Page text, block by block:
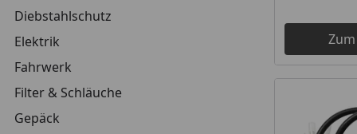
Diebstahlschutz
Elektrik
Fahrwerk
Filter & Schläuche
Gepäck